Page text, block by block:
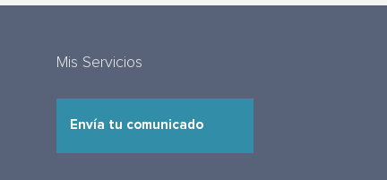
Mis Servicios
Envía tu comunicado